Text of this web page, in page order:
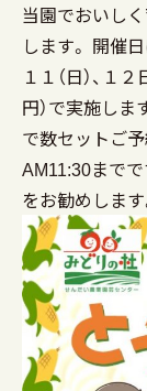
当園でおいし
します。 開催日
１１（日）、１
円）で実施しま
で数セットご
AM11:30まで
をお勧めします